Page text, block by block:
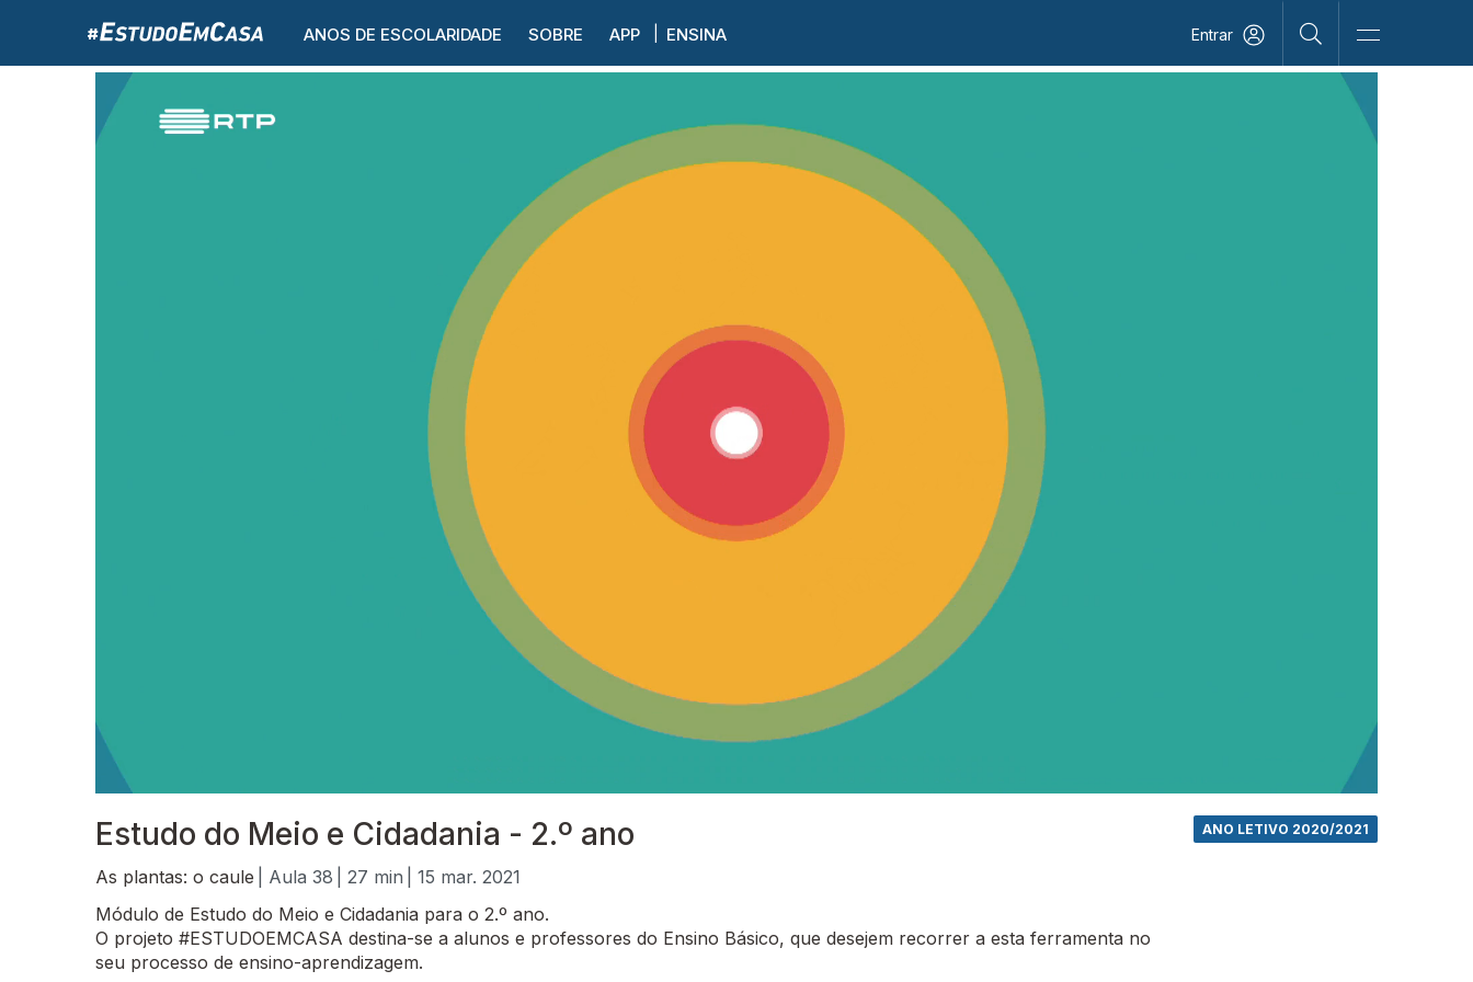
ANOS DE ESCOLARIDADE SOBRE APP ENSINA Entrar
Estudo do Meio e Cidadania - 2.º ano
As plantas: o caule | Aula 38 | 27 min | 15 mar. 2021
ANO LETIVO 2020/2021
Módulo de Estudo do Meio e Cidadania para o 2.º ano.
O projeto #ESTUDOEMCASA destina-se a alunos e professores do Ensino Básico, que desejem recorrer a esta ferramenta no
seu processo de ensino-aprendizagem.